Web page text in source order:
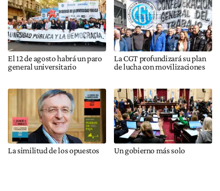
El 12 de agosto habrá un paro
general universitario
La CGT profundizará su plan
de lucha con movilizaciones
La similitud de los opuestos Un gobierno más solo